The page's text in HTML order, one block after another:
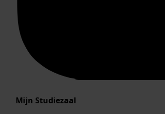
Mijn Studiezaal